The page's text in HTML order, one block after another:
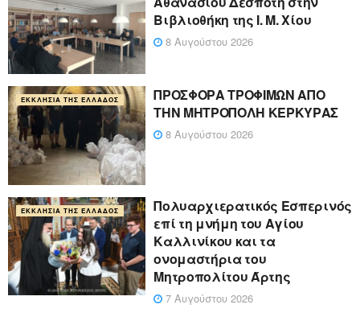
Βιβλιοθήκη της Ι. Μ. Χίου
8 Αυγούστου 2026
ΕΚΚΛΗΣΊΑ ΤΗΣ ΕΛΛΆΔΟΣ
ΠΡΟΣΦΟΡΑ ΤΡΟΦΙΜΩΝ ΑΠΟ
ΤΗΝ ΜΗΤΡΟΠΟΛΗ ΚΕΡΚΥΡΑΣ
8 Αυγούστου 2026
ΕΚΚΛΗΣΊΑ ΤΗΣ ΕΛΛΆΔΟΣ
Πολυαρχιερατικός Εσπερινός
επί τη μνήμη του Αγίου
Καλλινίκου και τα
ονομαστήρια του
Μητροπολίτου Άρτης
7 Αυγούστου 2026